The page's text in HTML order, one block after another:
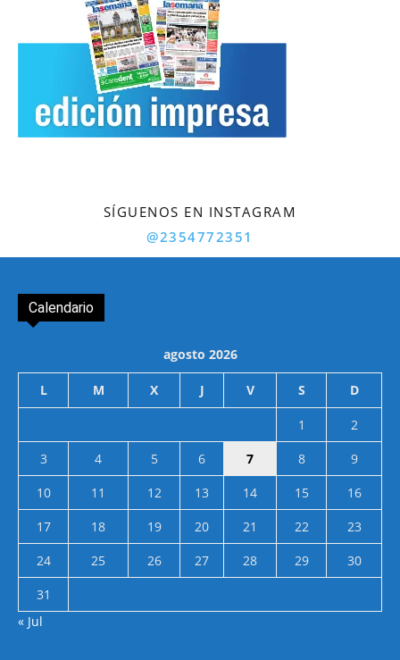
SÍGUENOS EN INSTAGRAM
@2354772351
Calendario
agosto 2026
L M X J V S D
1
2
3
4 5 6 7 8
9
10
11 12 13 14 15
16
17
18 19 20 21 22
23
24
25 26 27 28 29
30
31
« Jul